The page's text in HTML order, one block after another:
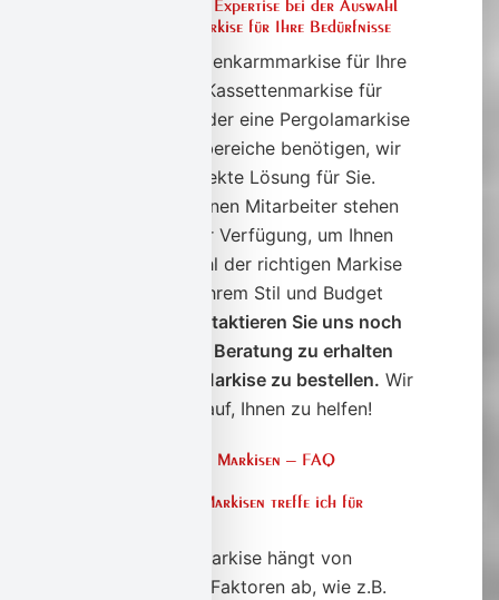
Nutzen Sie unsere Expertise bei der Auswahl
der passenden Markise für Ihre Bedürfnisse
Ob Sie eine Gelenkarmmarkise für Ihre
Terrasse, eine Kassettenmarkise für
Ihre Veranda oder eine Pergolamarkise
für Ihre Außenbereiche benötigen, wir
haben die perfekte Lösung für Sie.
Unsere erfahrenen Mitarbeiter stehen
Ihnen gerne zur Verfügung, um Ihnen
bei der Auswahl der richtigen Markise
zu helfen, die Ihrem Stil und Budget
Kontaktieren Sie uns noch
heute, um eine Beratung zu erhalten
oder um eine Markise zu bestellen. Wir
freuen uns darauf, Ihnen zu helfen!
Häufige Fragen zu Markisen – FAQ
Welche Wahl an Markisen treffe ich für
Die Wahl der Markise hängt von
verschiedenen Faktoren ab, wie z.B.